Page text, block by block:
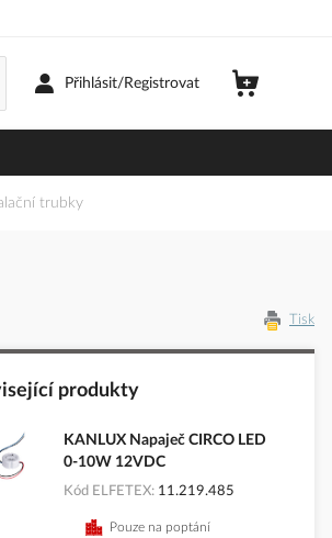
Přihlásit/Registrovat
trubky
Tisk
produkty
KANLUX Napaječ CIRCO LED
0-10W 12VDC
Kód ELFETEX 11.219.485
Pouze na poptání